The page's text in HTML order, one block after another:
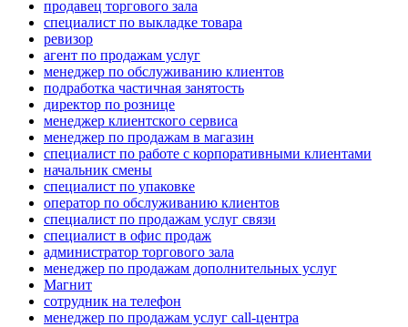
продавец торгового зала
специалист по выкладке товара
ревизор
агент по продажам услуг
менеджер по обслуживанию клиентов
подработка частичная занятость
директор по рознице
менеджер клиентского сервиса
менеджер по продажам в магазин
специалист по работе с корпоративными клиентами
начальник смены
специалист по упаковке
оператор по обслуживанию клиентов
специалист по продажам услуг связи
специалист в офис продаж
администратор торгового зала
менеджер по продажам дополнительных услуг
Магнит
сотрудник на телефон
менеджер по продажам услуг call-центра